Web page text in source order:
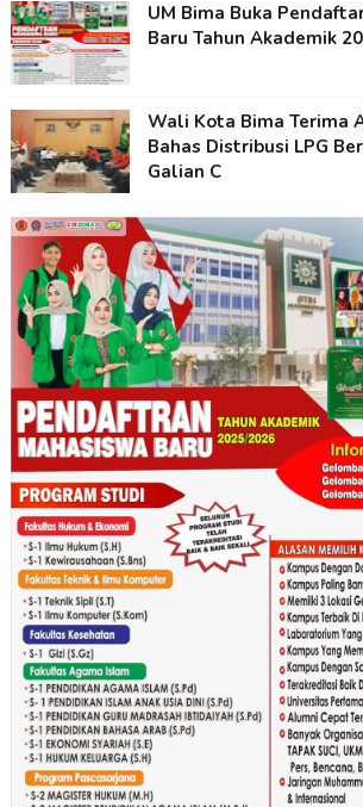
UM Bima Buka
Baru Tahun Akademik
Wali Kota Bima Terima
Bahas Distribusi LPG
Galian C